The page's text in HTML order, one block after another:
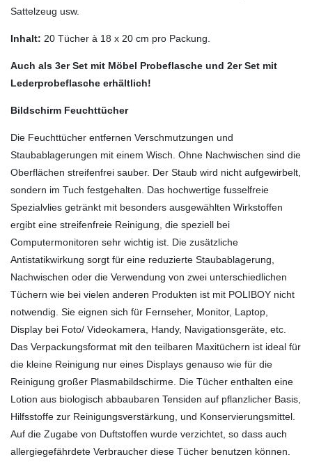
Sattelzeug usw.
Inhalt: 20 Tücher à 18 x 20 cm pro Packung.
Auch als 3er Set mit Möbel Probeflasche und 2er Set mit
Lederprobeflasche erhältlich!
Bildschirm Feuchttücher
Die Feuchttücher entfernen Verschmutzungen und
Staubablagerungen mit einem Wisch. Ohne Nachwischen sind die
Oberflächen streifenfrei sauber. Der Staub wird nicht aufgewirbelt,
sondern im Tuch festgehalten. Das hochwertige fusselfreie
Spezialvlies getränkt mit besonders ausgewählten Wirkstoffen
ergibt eine streifenfreie Reinigung, die speziell bei
Computermonitoren sehr wichtig ist. Die zusätzliche
Antistatikwirkung sorgt für eine reduzierte Staubablagerung,
Nachwischen oder die Verwendung von zwei unterschiedlichen
Tüchern wie bei vielen anderen Produkten ist mit POLIBOY nicht
notwendig. Sie eignen sich für Fernseher, Monitor, Laptop,
Display bei Foto/ Videokamera, Handy, Navigationsgeräte, etc.
Das Verpackungsformat mit den teilbaren Maxitüchern ist ideal für
die kleine Reinigung nur eines Displays genauso wie für die
Reinigung großer Plasmabildschirme. Die Tücher enthalten eine
Lotion aus biologisch abbaubaren Tensiden auf pflanzlicher Basis,
Hilfsstoffe zur Reinigungsverstärkung, und Konservierungsmittel.
Auf die Zugabe von Duftstoffen wurde verzichtet, so dass auch
allergiegefährdete Verbraucher diese Tücher benutzen können.